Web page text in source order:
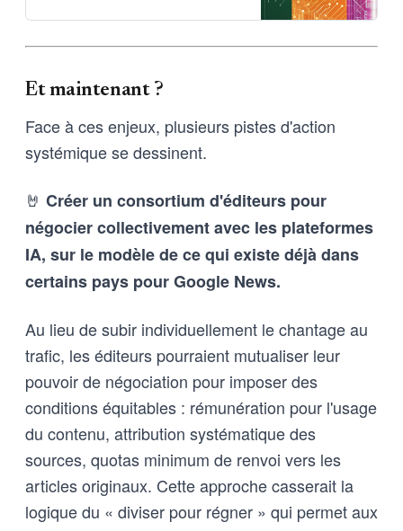
accessibles et fiables possible. Au gré de
pour m’aider
Et maintenant ?
Face à ces enjeux, plusieurs pistes d'action
systémique se dessinent.
🤘 Créer un consortium d'éditeurs pour
négocier collectivement avec les plateformes
IA, sur le modèle de ce qui existe déjà dans
certains pays pour Google News.
Au lieu de subir individuellement le chantage au
trafic, les éditeurs pourraient mutualiser leur
pouvoir de négociation pour imposer des
conditions équitables : rémunération pour l'usage
du contenu, attribution systématique des
sources, quotas minimum de renvoi vers les
articles originaux. Cette approche casserait la
logique du « diviser pour régner » qui permet aux